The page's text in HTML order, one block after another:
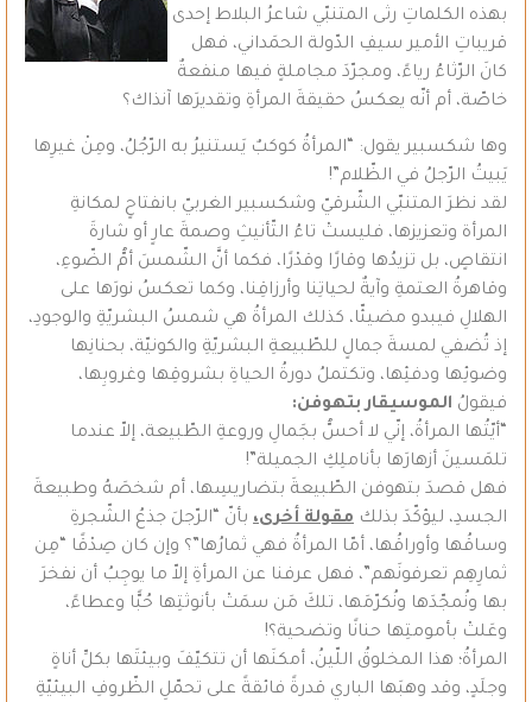
بهذه الكلماتِ رثى المتنبّي شاعرُ البلاط إحدى
قريباتِ الأمير سيفِ الدّولة الحمَداني، فهل
كانَ الرّثاءُ رياءً، ومجرّدَ مجاملةٍ فيها منفعةٌ
خاصّة، أم أنّه يعكسُ حقيقةَ المرأةِ وتقديرَها آنذاك؟
وها شكسبير يقول: “المرأةُ كوكبٌ يَستنيرُ به الرّجُلُ، ومِنْ غيرِها
يَبيتُ الرّجلُ في الظّلام”!
لقد نظرَ المتنبّي الشّرقيّ وشكسبير الغربيّ بانفتاحٍ لمكانةِ
المرأة وتعزيزها، فليستْ تاءُ التّأنيثِ وصمةَ عارٍ أو شارةَ
انتقاصٍ، بل تزيدُها وقارًا وقدْرًا، فكما أنَّ الشّمسَ أمُّ الضّوءِ،
وقاهرةُ العتمةِ وآيةٌ لحياتِنا وأرزاقِنا، وكما تعكسُ نورَها على
الهلالِ فيبدو مضيئّا، كذلك المرأةُ هي شمسُ البشريّةِ والوجودِ،
إذ تُضفي لمسةَ جمالٍ للطّبيعةِ البشريّةِ والكونيّة، بحنانِها
وضوئِها ودفئِها، وتكتملُ دورةُ الحياةِ بشروقِها وغروبِها،
فيقولُ الموسيقار بتهوفن:
“أيّتُها المرأةُ، إنّي لا أحسُّ بجَمالِ وروعةِ الطّبيعة، إلاّ عندما
تلمَسينَ أزهارَها بأناملِكِ الجميلة”!
فهل قصدَ بتهوفن الطّبيعةَ بتضاريسِها، أم شخصَهُ وطبيعةَ
الجسدِ، ليؤكّدَ بذلك مقولة أخرى، بأنّ “الرّجلَ جذعُ الشّجرةِ
وساقُها وأوراقُها، أمّا المرأةُ فهي ثمارُها”؟ وإن كان صِدْقًا “مِن
ثمارِهِم تعرفونَهم”، فهل عرفنا عن المرأةِ إلاّ ما يوجِبُ أن نفخرَ
بها ونُمجّدَها ونُكرّمَها، تلكَ مَن سمَتْ بأنوثتِها حُبًّا وعطاءً،
وعَلتْ بأمومتِها حنانًا وتضحية؟!
المرأةُ؛ هذا المخلوقُ اللّينُ، أمكنَها أن تتكيّفَ وبيئتَها بكلِّ أناةٍ
وجلَدٍ، وقد وهبَها الباري قدرةً فائقةً على تحمّلِ الظّروفِ البيئيّةِ